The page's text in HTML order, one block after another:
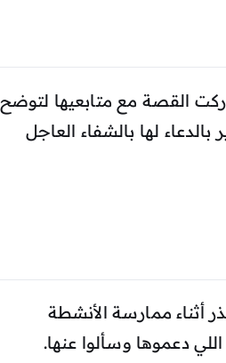
القصة مع متابعيها لتوضح
لها بالشفاء العاجل
ممارسة الأنشطة
دعموها وسألوا عنها.